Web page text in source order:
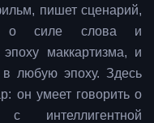
пишет сценарий,
о силе слова и
маккартизма, и
в любую эпоху. Здесь
он умеет говорить о
интеллигентной